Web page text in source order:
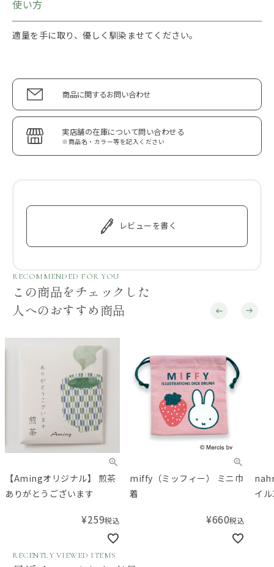
使い方
適量を手に取り、優しく馴染ませてください。
商品に関するお問い合わせ
実店舗の在庫について問い合わせる
※商品名・カラー等を記入ください
レビューを書く
RECOMMENDED FOR YOU
この商品をチェックした
人へのおすすめ商品
【Amingオリジナル】 煎茶
ありがとうございます
¥259税込
miffy（ミッフィー） ミニ巾
着
¥660税込
イ
RECENTLY VIEWED ITEMS